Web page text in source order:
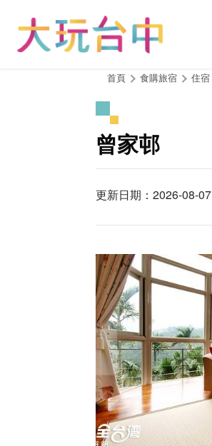
首頁 食購旅宿 住宿
曾家邨
更新日期：2026-08-07